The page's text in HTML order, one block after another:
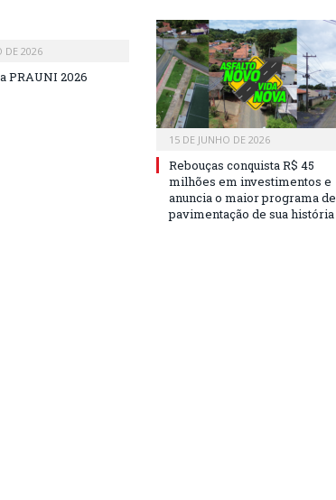
DE 2026
PRAUNI 2026
15 DE JUNHO DE 2026
Rebouças conquista R$ 45
milhões em investimentos e
anuncia o maior programa de
pavimentação de sua história